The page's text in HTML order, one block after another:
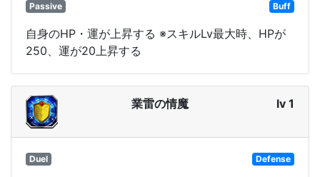
Passive Buff
自身のHP・運が上昇する ※スキルLv最大時、HPが
250、運が20上昇する
業雷の情魔 lv 1
Duel Defense